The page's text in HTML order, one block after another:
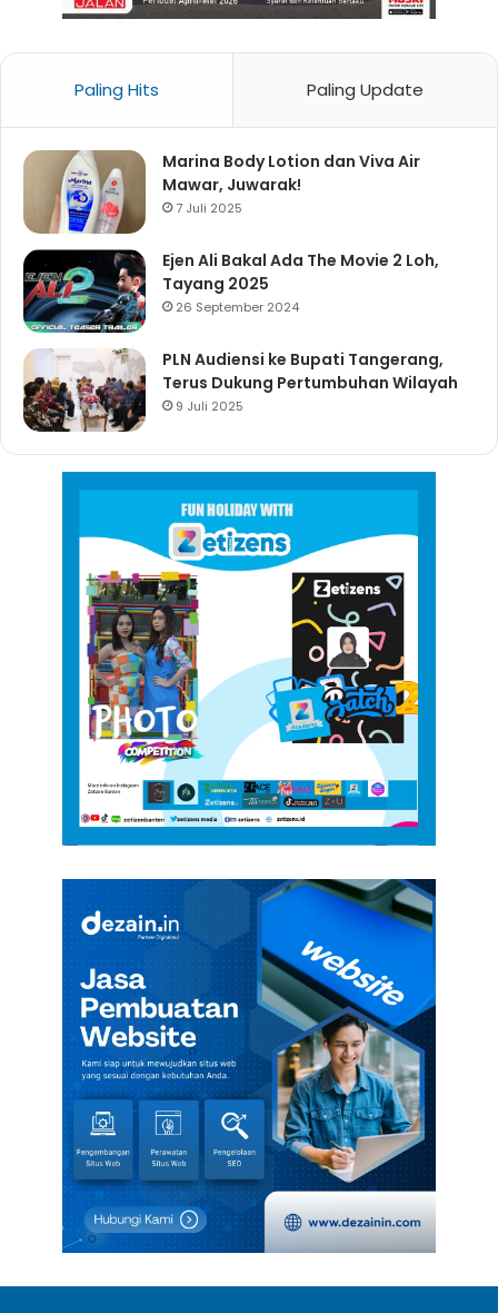
Paling Hits Paling Update
Marina Body Lotion dan Viva Air
Mawar, Juwarak!
7 Juli 2025
Ejen Ali Bakal Ada The Movie 2 Loh,
Tayang 2025
26 September 2024
PLN Audiensi ke Bupati Tangerang,
Terus Dukung Pertumbuhan Wilayah
9 Juli 2025